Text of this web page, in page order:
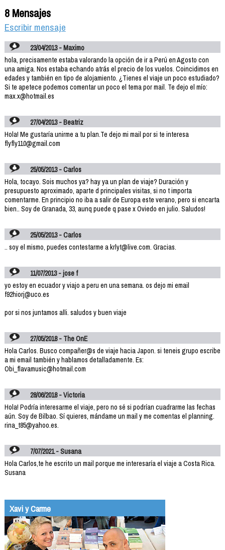
8 Mensajes
Escribir mensaje
23/04/2013 - Maximo
hola, precisamente estaba valorando la opción de ir a Perú en Agosto con
una amiga. Nos estaba echando atrás el precio de los vuelos. Coincidimos en
edades y también en tipo de alojamiento. ¿Tienes el viaje un poco estudiado?
Si te apetece podemos comentar un poco el tema por mail. Te dejo el mío:
max.x@hotmail.es
27/04/2013 - Beatriz
Hola! Me gustaría unirme a tu plan.Te dejo mi mail por si te interesa
flyfly110@gmail.com
25/05/2013 - Carlos
Hola, tocayo. Sois muchos ya? hay ya un plan de viaje? Duración y
presupuesto aproximado, aparte d principales visitas, si no t importa
comentarme. En principio no iba a salir de Europa este verano, pero si encarta
bien.. Soy de Granada, 33, aunq puede q pase x Oviedo en julio. Saludos!
25/05/2013 - Carlos
.. soy el mismo, puedes contestarme a krlyt@live.com. Gracias.
11/07/2013 - jose f
yo estoy en ecuador y viajo a peru en una semana. os dejo mi email
f92hiorj@uco.es
por si nos juntamos alli. saludos y buen viaje
27/05/2018 - The OnE
Hola Carlos. Busco compañer@s de viaje hacia Japon. si teneis grupo escribe
a mi email también y hablamos detalladamente. Es:
Obi_flavamusic@hotmail.com
28/06/2018 - Victoria
Hola! Podría interesarme el viaje, pero no sé si podrían cuadrarme las fechas
aún. Soy de Bilbao. Sí quieres, mándame un mail y me comentas el planning.
rina_t85@yahoo.es.
7/07/2021 - Susana
Hola Carlos,te he escrito un mail porque me interesaría el viaje a Costa Rica.
Susana
Xavi y Carme